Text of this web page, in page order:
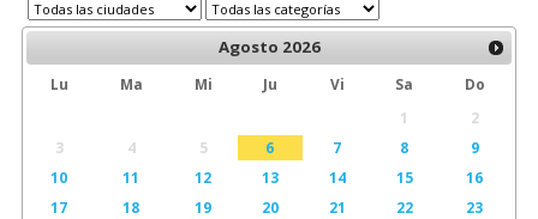
Agosto 2026
Lu Ma Mi Ju Vi Sa
Do
1
2
3
4 5 6 7 8
9
10
11 12 13 14 15
16
17
18 19 20 21 22
23